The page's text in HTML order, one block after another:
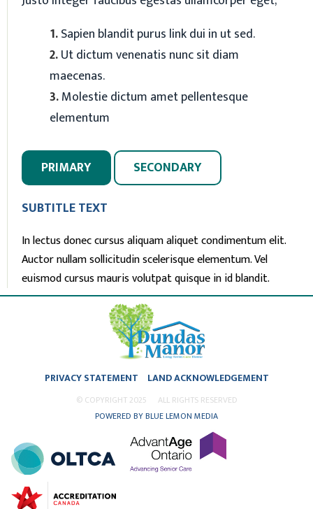
Sapien blandit purus link dui in ut sed.
Ut dictum venenatis nunc sit diam
maecenas.
Molestie dictum amet pellentesque
elementum
PRIMARY
SECONDARY
SUBTITLE TEXT
In lectus donec cursus aliquam aliquet condimentum elit.
Auctor nullam sollicitudin scelerisque elementum. Vel
euismod cursus mauris volutpat quisque in id blandit.
PRIVACY STATEMENT LAND ACKNOWLEDGEMENT
© COPYRIGHT 2025
ALL RIGHTS RESERVED
POWERED BY BLUE LEMON MEDIA